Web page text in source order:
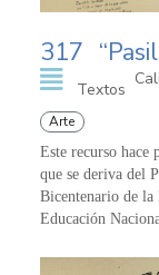
317
Textos
Arte
Este recurso hace
que se deriva del
Bicentenario de
Educación